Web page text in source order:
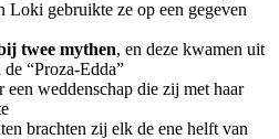
Loki gebruikte ze op een gegeven
twee mythen, en deze kwamen uit
de “Proza-Edda”
weddenschap die zij met haar
brachten zij elk de ene helft van